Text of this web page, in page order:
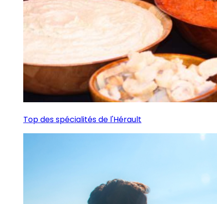
Top des spécialités de l'Hérault